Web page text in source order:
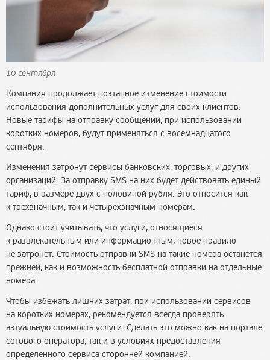
10 сентября
Компания продолжает поэтапное изменение стоимости
использования дополнительных услуг для своих клиентов.
Новые тарифы на отправку сообщений, при использовании
коротких номеров, будут применяться с восемнадцатого
сентября.
Изменения затронут сервисы банковских, торговых, и других
организаций. За отправку SMS на них будет действовать единый
тариф, в размере двух с половиной рубля. Это относится как
к трехзначным, так и четырехзначным номерам.
Однако стоит учитывать, что услуги, относящиеся
к развлекательным или информационным, новое правило
не затронет. Стоимость отправки SMS на такие номера останется
прежней, как и возможность бесплатной отправки на отдельные
номера.
Чтобы избежать лишних затрат, при использовании сервисов
на коротких номерах, рекомендуется всегда проверять
актуальную стоимость услуги. Сделать это можно как на портале
сотового оператора, так и в условиях предоставления
определенного сервиса сторонней компанией.